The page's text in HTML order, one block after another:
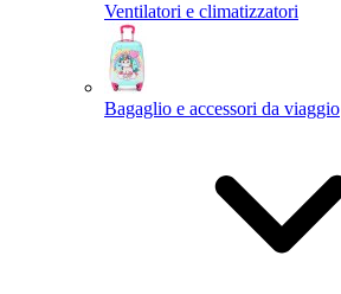
Ventilatori e climatizzatori
Bagaglio e accessori da viaggio